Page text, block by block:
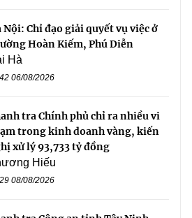
Nội: Chỉ đạo giải quyết vụ việc ở
Hoàn Kiếm, Phú Diễn
Hà
06/08/2026
tra Chính phủ chỉ ra nhiều vi
trong kinh doanh vàng, kiến
xử lý 93,733 tỷ đồng
Hiếu
08/08/2026